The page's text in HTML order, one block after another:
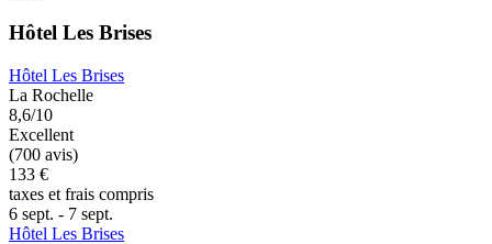
Hôtel Les Brises
Hôtel Les Brises
La Rochelle
8,6/10
Excellent
(700 avis)
133 €
taxes et frais compris
6 sept. - 7 sept.
Hôtel Les Brises